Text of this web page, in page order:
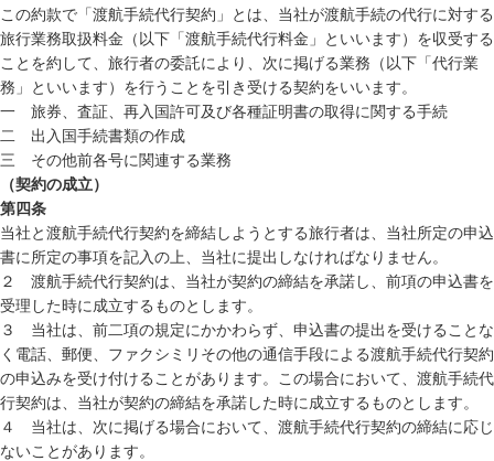
この約款で「渡航手続代行契約」とは、当社が渡航手続の代行に対する
旅行業務取扱料金（以下「渡航手続代行料金」といいます）を収受する
ことを約して、旅行者の委託により、次に掲げる業務（以下「代行業
務」といいます）を行うことを引き受ける契約をいいます。
一 旅券、査証、再入国許可及び各種証明書の取得に関する手続
二 出入国手続書類の作成
三 その他前各号に関連する業務
（契約の成立）
第四条
当社と渡航手続代行契約を締結しようとする旅行者は、当社所定の申込
書に所定の事項を記入の上、当社に提出しなければなりません。
２ 渡航手続代行契約は、当社が契約の締結を承諾し、前項の申込書を
受理した時に成立するものとします。
３ 当社は、前二項の規定にかかわらず、申込書の提出を受けることな
く電話、郵便、ファクシミリその他の通信手段による渡航手続代行契約
の申込みを受け付けることがあります。この場合において、渡航手続代
行契約は、当社が契約の締結を承諾した時に成立するものとします。
４ 当社は、次に掲げる場合において、渡航手続代行契約の締結に応じ
ないことがあります。